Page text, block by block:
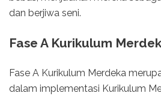
dan berjiwa seni.
Fase A Kurikulum
Fase A Kurikulum Merdeka
dalam implementasi Kurikulum